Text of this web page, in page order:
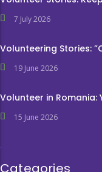
7 July 2026
Volunteering Stories:
19 June 2026
Volunteer in Romania:
15 June 2026
Categories